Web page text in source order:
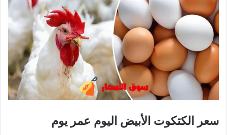
سعر الكتكوت الأبيض اليوم عمر يوم